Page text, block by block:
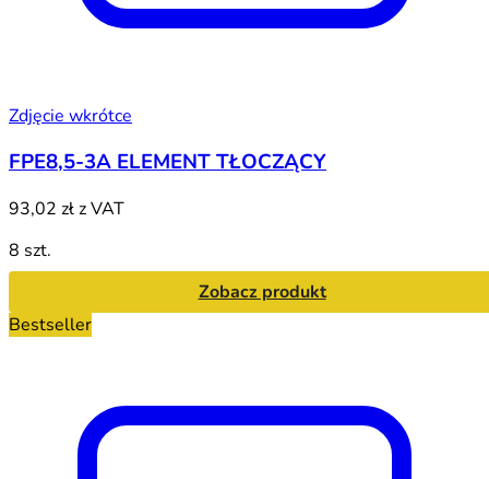
Zdjęcie wkrótce
FPE8,5-3A ELEMENT TŁOCZĄCY
93,02 złz VAT
8 szt.
Zobacz produkt
Bestseller